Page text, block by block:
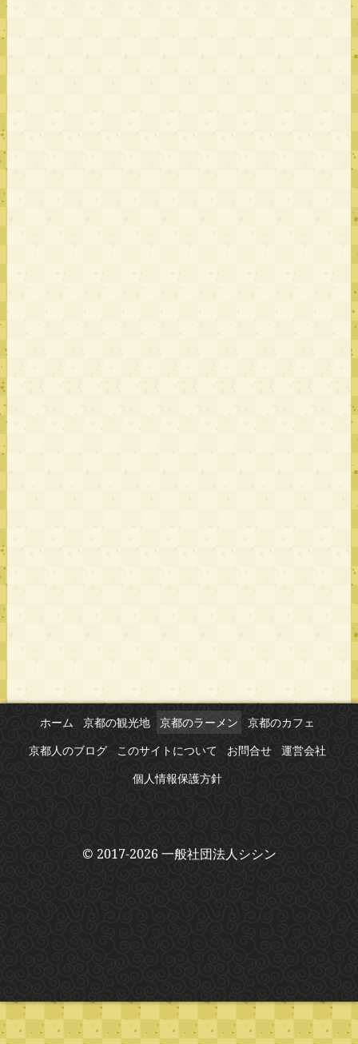
ホーム 京都の観光地 京都のラーメン
京都のカフェ
京都人のブログ
このサイトについて お問合せ
運営会社
個人情報保護方針
© 2017-2026 一般社団法人シシン